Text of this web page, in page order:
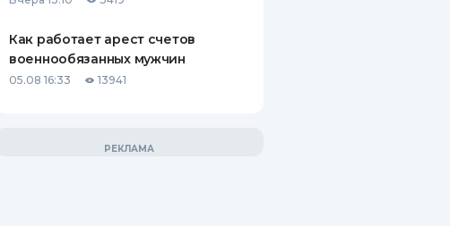
Как работает арест счетов
военнообязанных мужчин
05.08 16:33 13941